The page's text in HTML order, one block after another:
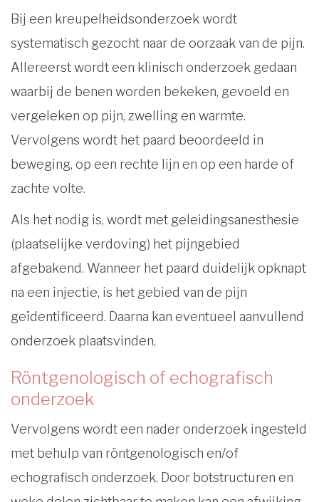
Bij een kreupelheidsonderzoek wordt
systematisch gezocht naar de oorzaak van de pijn.
Allereerst wordt een klinisch onderzoek gedaan
waarbij de benen worden bekeken, gevoeld en
vergeleken op pijn, zwelling en warmte.
Vervolgens wordt het paard beoordeeld in
beweging, op een rechte lijn en op een harde of
zachte volte.
Als het nodig is, wordt met geleidingsanesthesie
(plaatselijke verdoving) het pijngebied
afgebakend. Wanneer het paard duidelijk opknapt
na een injectie, is het gebied van de pijn
geïdentificeerd. Daarna kan eventueel aanvullend
onderzoek plaatsvinden.
Röntgenologisch of echografisch
onderzoek
Vervolgens wordt een nader onderzoek ingesteld
met behulp van röntgenologisch en/of
echografisch onderzoek. Door botstructuren en